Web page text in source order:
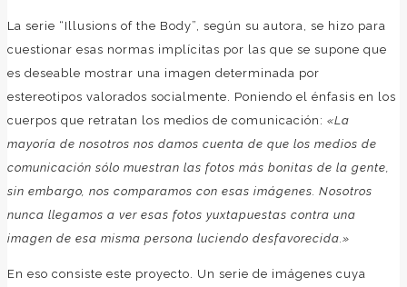
La serie “Illusions of the Body”, según su autora, se hizo para
cuestionar esas normas implícitas por las que se supone que
es deseable mostrar una imagen determinada por
estereotipos valorados socialmente. Poniendo el énfasis en los
cuerpos que retratan los medios de comunicación: «La
mayoría de nosotros nos damos cuenta de que los medios de
comunicación sólo muestran las fotos más bonitas de la gente,
sin embargo, nos comparamos con esas imágenes. Nosotros
nunca llegamos a ver esas fotos yuxtapuestas contra una
imagen de esa misma persona luciendo desfavorecida.»
En eso consiste este proyecto. Un serie de imágenes cuya